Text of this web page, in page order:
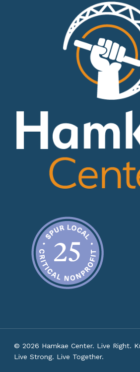
© 2026 Hamkae Center. Live Right.
Live Strong. Live Together.